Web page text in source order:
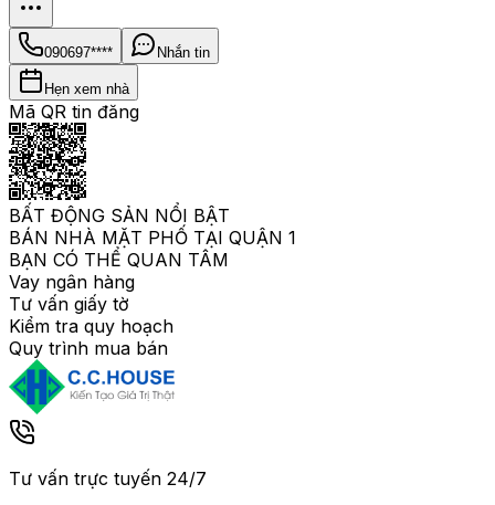
090697**** Nhắn tin
Hẹn xem nhà
Mã QR tin đăng
BẤT ĐỘNG SẢN NỔI BẬT
BÁN NHÀ MẶT PHỐ TẠI QUẬN 1
BẠN CÓ THỂ QUAN TÂM
Vay ngân hàng
Tư vấn giấy tờ
Kiểm tra quy hoạch
Quy trình mua bán
Tư vấn trực tuyến 24/7